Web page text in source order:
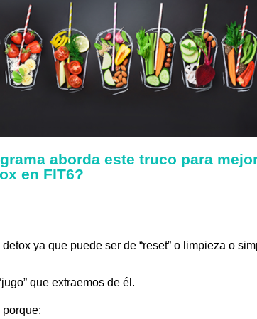
aborda este truco para
en FIT6?
ya que puede ser de “reset” o limpieza o
que extraemos de él.